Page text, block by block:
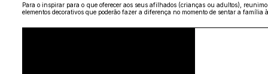
Para o inspirar para o que oferecer aos seus afilhados (crianças ou adultos),
elementos decorativos que poderão fazer a diferença no momento de sentar a família